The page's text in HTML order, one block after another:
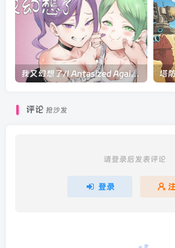
我又幻想了/I Antasized Again V0.45|策略模拟|容量3GB|官方中文版
评论 抢沙发
请登录后发表评论
登录